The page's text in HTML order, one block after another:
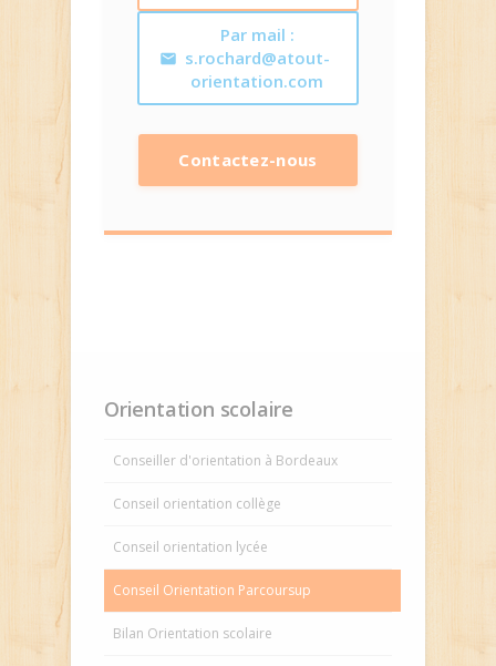
Par mail :
s.rochard@atout-
orientation.com
Contactez-nous
Orientation scolaire
Conseiller d'orientation à Bordeaux
Conseil orientation collège
Conseil orientation lycée
Conseil Orientation Parcoursup
Bilan Orientation scolaire